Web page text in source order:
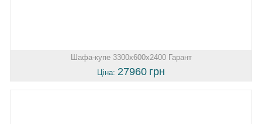
Шафа-купе 3300х600х2400 Гарант
Ціна: 27960 грн